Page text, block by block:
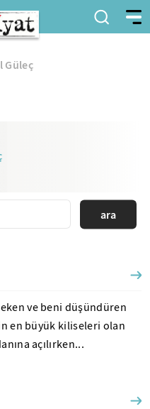
Güleç
ara
ve beni düşündüren
en büyük kiliseleri olan
açılırken...